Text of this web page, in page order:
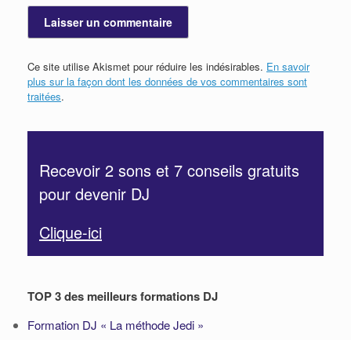
Ce site utilise Akismet pour réduire les indésirables. En savoir
plus sur la façon dont les données de vos commentaires sont
traitées.
Recevoir 2 sons et 7 conseils gratuits
pour devenir DJ
Clique-ici
TOP 3 des meilleurs formations DJ
Formation DJ « La méthode Jedi »